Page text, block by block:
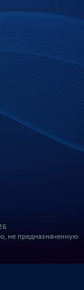
не предназначенную